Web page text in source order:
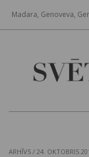
Madara, Genoveva,
ARHĪVS / 24. OKTOBRIS